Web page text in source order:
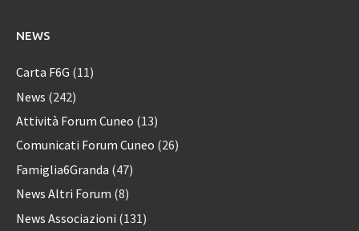
NEWS
Carta F6G (11)
News (242)
Attività Forum Cuneo (13)
Comunicati Forum Cuneo (26)
Famiglia6Granda (47)
News Altri Forum (8)
News Associazioni (131)